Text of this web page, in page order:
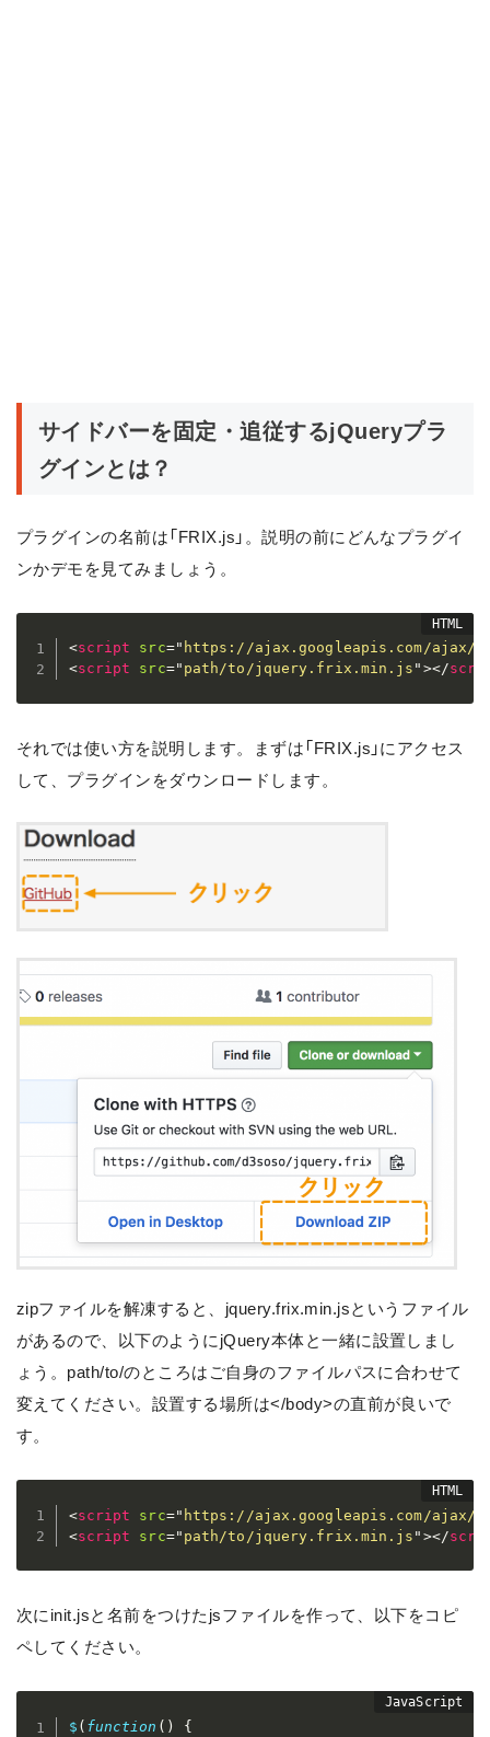
サイドバーを固定・追従するjQueryプラ
グインとは？
プラグインの名前は「FRIX.js」。説明の前にどんなプラグイ
ンかデモを見てみましょう。
<script src=" https://ajax.googleapis.com/
<script src=" path/to/jquery.frix.min.js " ></
それでは使い方を説明します。まずは「FRIX.js」にアクセス
して、プラグインをダウンロードします。
zipファイルを解凍すると、jquery.frix.min.jsというファイル
があるので、以下のようにjQuery本体と一緒に設置しまし
ょう。path/to/のところはご自身のファイルパスに合わせて
変えてください。設置する場所は</body>の直前が良いで
す。
<script src=" https://ajax.googleapis.com/
<script src=" path/to/jquery.frix.min.js " ></
次にinit.jsと名前をつけたjsファイルを作って、以下をコピ
ペしてください。
$ ( function ( )
{